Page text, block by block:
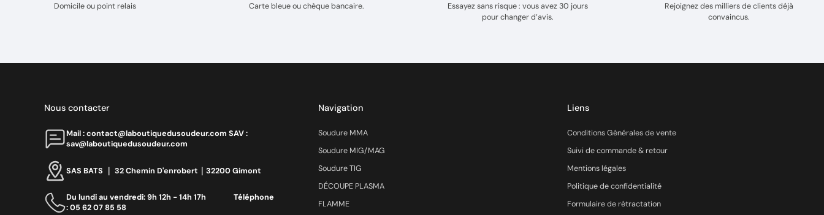
Domicile ou point relais Carte bleue ou chèque bancaire.
Essayez sans risque : vous avez 30 jours
pour changer d’avis.
Rejoignez des milliers de clients déjà
convaincus.
Nous contacter
Mail : contact@laboutiquedusoudeur.comㅤㅤㅤㅤ SAV :
sav@laboutiquedusoudeur.com
SAS BATS ｜ 32 Chemin D'enrobert｜32200 Gimont
Du lundi au vendredi: 9h 12h - 14h 17h ‎ ‎ ‎ ‎ ‎ ‎ ‎ ‎ ‎ ‎ ‎ ‎ ‎ ‎‎ Téléphone
: 05 62 07 85 58
Navigation
Soudure MMA
Soudure MIG/MAG
Soudure TIG
DÉCOUPE PLASMA
FLAMME
Liens
Conditions Générales de vente
Suivi de commande & retour
Mentions légales
Politique de confidentialité
Formulaire de rétractation